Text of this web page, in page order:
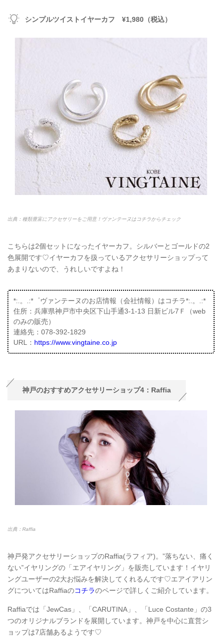
シンプルツイストイヤーカフ ¥1,980（税込）
出典：種類豊富にアクセサリーをご用意！ヴァンテーヌはコチラからチェック
こちらは2個セットになったイヤーカフ。シルバーとゴールドの2
色展開です♡イヤーカフを扱っているアクセサリーショップって
あまりないので、うれしいですよね！
*:.。.:*゜ヴァンテーヌのお店情報（会社情報）はコチラ*:.。.:*
住所：兵庫県神戸市中央区下山手通3-1-13 日新ビル7Ｆ（web
のみの販売）
連絡先：078-392-1829
URL： https://www.vingtaine.co.jp
神戸のおすすめアクセサリーショップ4：Raffia
出典：Raffia
神戸発アクセサリーショップのRaffia(ラフィア)。”落ちない、痛く
ない”イヤリングの「エアイヤリング」を販売しています！イヤリ
ングユーザーの2大お悩みを解決してくれるんです♡エアイアリン
グについてはRaffiaのコチラのページで詳しくご紹介しています。
Raffiaでは「JewCas」、「CARUTINA」、「Luce Costante」の3
つのオリジナルブランドを展開しています。神戸を中心に直営シ
ョップは7店舗あるようです♡